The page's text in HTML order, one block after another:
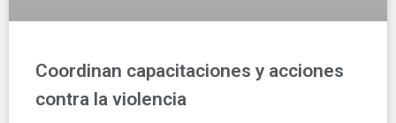
Coordinan capacitaciones y acciones
contra la violencia